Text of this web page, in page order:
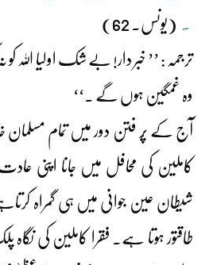
۔ (یونس۔ 62)
ترجمہ : ’’ خبر دار! بے شک اولیا اللہ
وہ غمگین ہوں گے ۔‘‘
آج کے پُر فتن دور میں تمام مسلمان
کاملین کی محافل میں جانا اپنی عادت
شیطان عین جوانی میں ہی گمراہ
طاقتور ہوتا ہے۔ فقرا کاملین کی نگاہ